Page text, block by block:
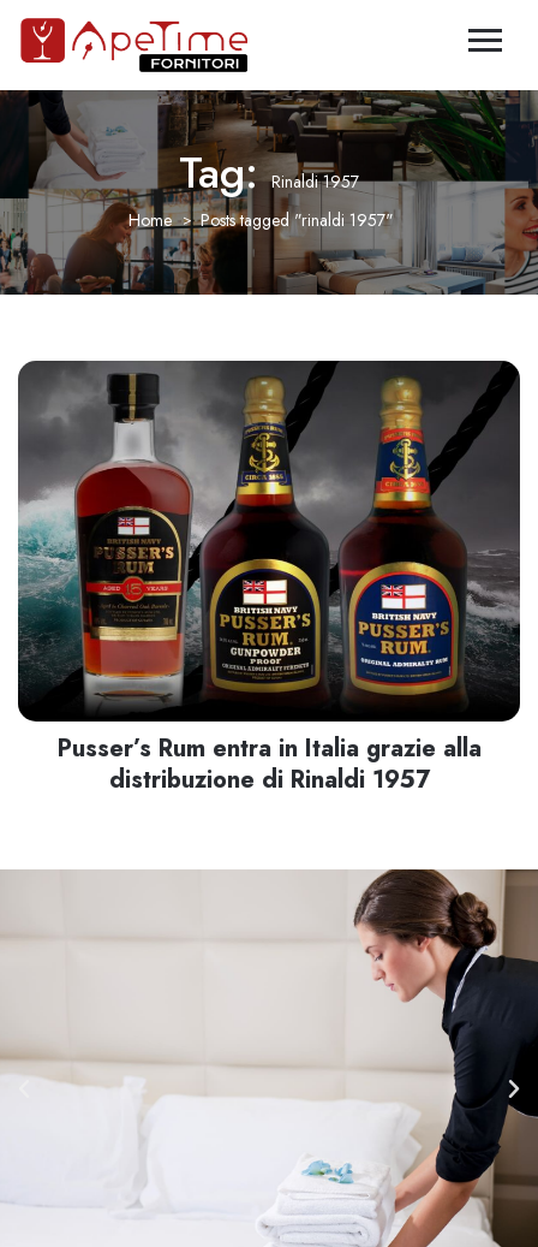
Tag:Rinaldi 1957
Home
Posts tagged "rinaldi 1957"
Pusser’s Rum entra in Italia grazie alla
distribuzione di Rinaldi 1957